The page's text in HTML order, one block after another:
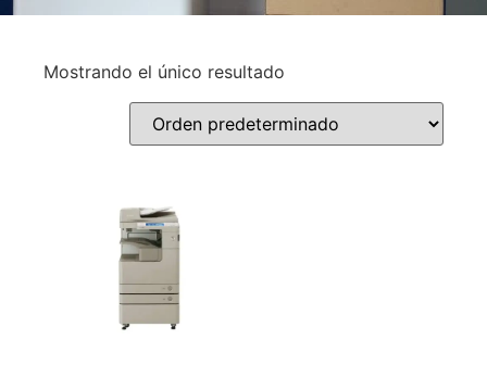
Mostrando el único resultado